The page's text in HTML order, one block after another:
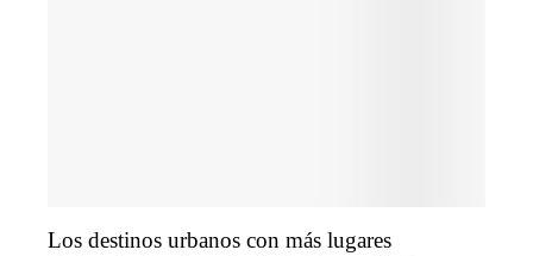
Los destinos urbanos con más lugares